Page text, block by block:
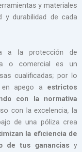
y materiales
y durabilidad de cada
a la protección de
o comercial es un
cualificadas; por lo
en apego a estrictos
con la normativa
con la excelencia, la
de una póliza crea
la eficiencia de
de tus ganancias y